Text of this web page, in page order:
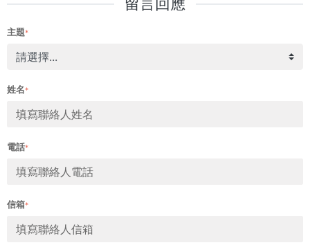
主題*
姓名*
電話*
信箱*